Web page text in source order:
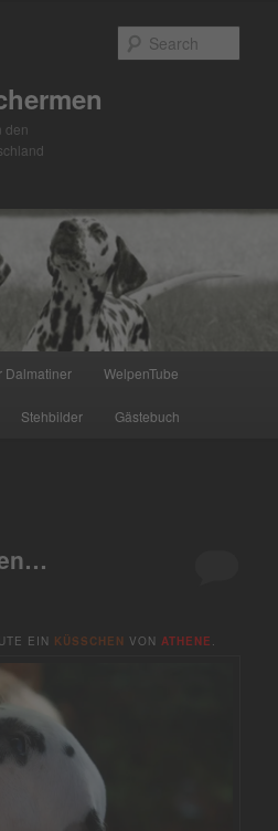
den
Dalmatiner WelpenTube
Stehbilder Gästebuch
EIN KÜSSCHENVONATHENE .